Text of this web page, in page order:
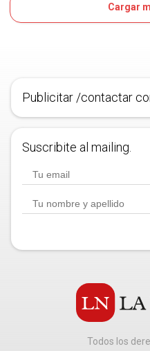
Cargar
Publicitar /contactar
Suscribite al mailing.
Todos los